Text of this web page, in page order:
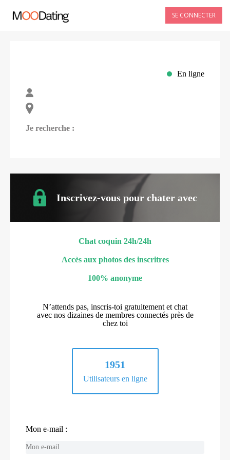
SE CONNECTER
En ligne
Je recherche :
Inscrivez-vous pour chater avec
Chat coquin 24h/24h
Accès aux photos des inscritres
100% anonyme
N’attends pas, inscris-toi gratuitement et chat
avec nos dizaines de membres connectés près de
chez toi
1951
Utilisateurs en ligne
Mon e-mail :